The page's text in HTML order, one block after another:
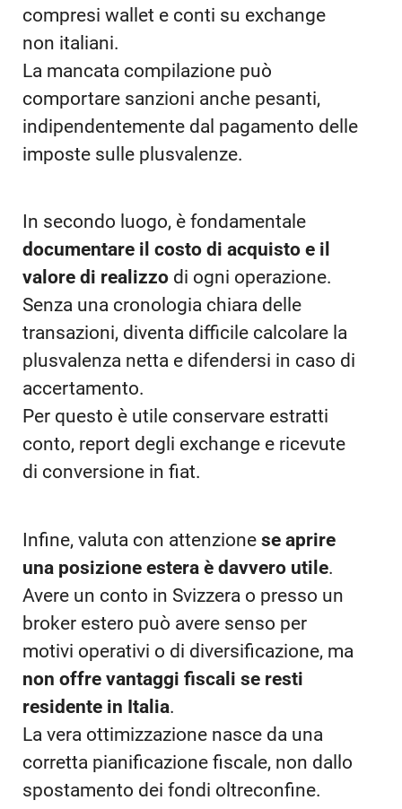
compresi wallet e conti su exchange
non italiani.
La mancata compilazione può
comportare sanzioni anche pesanti,
indipendentemente dal pagamento delle
imposte sulle plusvalenze.
In secondo luogo, è fondamentale
documentare il costo di acquisto e il
valore di realizzo di ogni operazione.
Senza una cronologia chiara delle
transazioni, diventa difficile calcolare la
plusvalenza netta e difendersi in caso di
accertamento.
Per questo è utile conservare estratti
conto, report degli exchange e ricevute
di conversione in fiat.
Infine, valuta con attenzione se aprire
una posizione estera è davvero utile.
Avere un conto in Svizzera o presso un
broker estero può avere senso per
motivi operativi o di diversificazione, ma
non offre vantaggi fiscali se resti
residente in Italia.
La vera ottimizzazione nasce da una
corretta pianificazione fiscale, non dallo
spostamento dei fondi oltreconfine.